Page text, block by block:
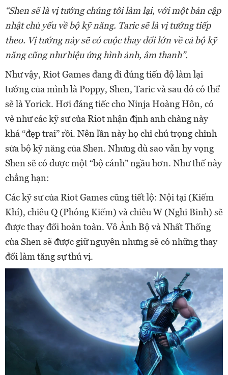
“Shen sẽ là vị tướng chúng tôi làm lại, với một bản cập
nhật chủ yếu về bộ kỹ năng. Taric sẽ là vị tướng tiếp
theo. Vị tướng này sẽ có cuộc thay đổi lớn về cả bộ kỹ
năng cũng như hiệu ứng hình ảnh, âm thanh”.
Như vậy, Riot Games đang đi đúng tiến độ làm lại
tướng của mình là Poppy, Shen, Taric và sau đó có thể
sẽ là Yorick. Hơi đáng tiếc cho Ninja Hoàng Hôn, có
vẻ như các kỹ sư của Riot nhận định anh chàng này
khá “đẹp trai” rồi. Nên lần này họ chỉ chú trọng chỉnh
sửa bộ kỹ năng của Shen. Nhưng dù sao vẫn hy vọng
Shen sẽ có được một “bộ cánh” ngầu hơn. Như thế này
chẳng hạn:
Các kỹ sư của Riot Games cũng tiết lộ: Nội tại (Kiếm
Khí), chiêu Q (Phóng Kiếm) và chiêu W (Nghi Binh) sẽ
được thay đổi hoàn toàn. Vô Ảnh Bộ và Nhất Thống
của Shen sẽ được giữ nguyên nhưng sẽ có những thay
đổi làm tăng sự thú vị.